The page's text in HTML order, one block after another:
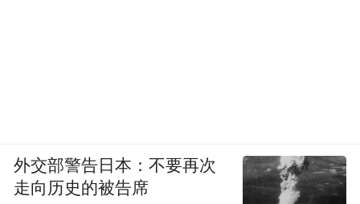
外交部警告日本：不要再次
走向历史的被告席